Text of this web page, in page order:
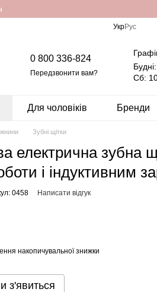
УкрРус
0 800 336-824
Передзвонити вам?
Сб:
Для чоловіків Бренди
Зубні щітки
електрична зубна
і індуктивним
0458 Написати відгук
накопичувальної знижки
з'явиться